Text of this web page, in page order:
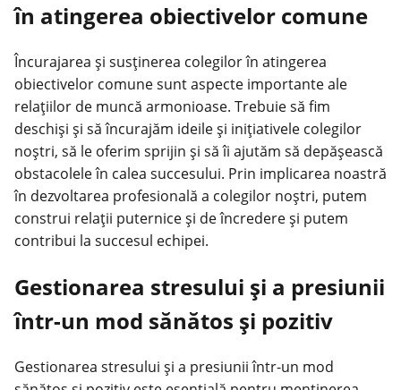
în atingerea obiectivelor comune
Încurajarea și susținerea colegilor în atingerea
obiectivelor comune sunt aspecte importante ale
relațiilor de muncă armonioase. Trebuie să fim
deschiși și să încurajăm ideile și inițiativele colegilor
noștri, să le oferim sprijin și să îi ajutăm să depășească
obstacolele în calea succesului. Prin implicarea noastră
în dezvoltarea profesională a colegilor noștri, putem
construi relații puternice și de încredere și putem
contribui la succesul echipei.
Gestionarea stresului și a presiunii
într-un mod sănătos și pozitiv
Gestionarea stresului și a presiunii într-un mod